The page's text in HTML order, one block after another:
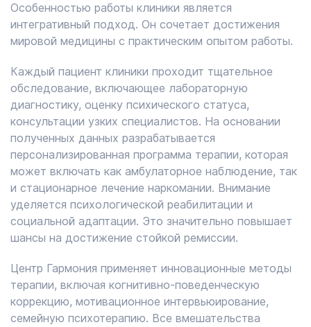
Особенностью работы клиники является
интегративный подход. Он сочетает достижения
мировой медицины с практическим опытом работы.
Каждый пациент клиники проходит тщательное
обследование, включающее лабораторную
диагностику, оценку психического статуса,
консультации узких специалистов. На основании
полученных данных разрабатывается
персонализированная программа терапии, которая
может включать как амбулаторное наблюдение, так
и стационарное лечение наркомании. Внимание
уделяется психологической реабилитации и
социальной адаптации. Это значительно повышает
шансы на достижение стойкой ремиссии.
Центр Гармония применяет инновационные методы
терапии, включая когнитивно-поведенческую
коррекцию, мотивационное интервьюирование,
семейную психотерапию. Все вмешательства